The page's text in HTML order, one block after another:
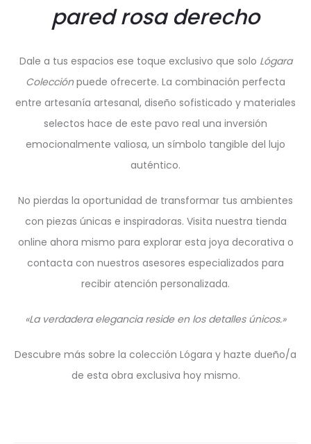
pared rosa derecho
Dale a tus espacios ese toque exclusivo que solo Lógara
Colecciónpuede ofrecerte. La combinación perfecta
entre artesanía artesanal, diseño sofisticado y materiales
selectos hace de este pavo real una inversión
emocionalmente valiosa, un símbolo tangible del lujo
auténtico.
No pierdas la oportunidad de transformar tus ambientes
con piezas únicas e inspiradoras. Visita nuestra tienda
online ahora mismo para explorar esta joya decorativa o
contacta con nuestros asesores especializados para
recibir atención personalizada.
«La verdadera elegancia reside en los detalles únicos.»
Descubre más sobre la colección Lógara y hazte dueño/a
de esta obra exclusiva hoy mismo.